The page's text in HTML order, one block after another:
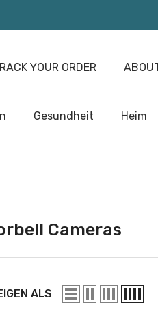
YOUR ORDER
Gesundheit Heim
Cameras
ALS